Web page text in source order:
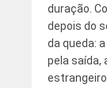
duração.
depois do
da queda:
pela saída,